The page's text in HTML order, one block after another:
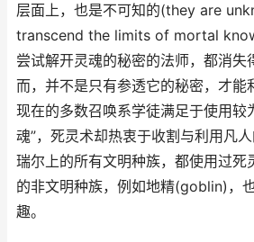
层面上，也是不可知的(they are
transcend the limits of mortal
尝试解开灵魂的秘密的法师，都消失
而，并不是只有参透它的秘密，才能
现在的多数召唤系学徒满足于使用较
魂”，死灵术却热衷于收割与利用凡
瑞尔上的所有文明种族，都使用过死
的非文明种族，例如地精(goblin)，
趣。